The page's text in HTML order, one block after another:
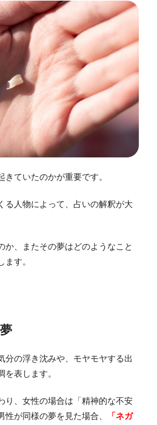
ていたのかが重要です。
る人物によって、占いの解釈が大
か、またその夢はどのようなこと
す。
分の浮き沈みや、モヤモヤする出
表します。
り、女性の場合は「精神的な不安
が同様の夢を見た場合、
「ネガ